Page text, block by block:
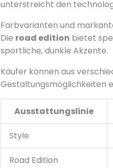
unterstreicht den
Farbvarianten und
Die road edition bietet
sportliche, dunkle Akzente.
Käufer können aus
Gestaltungsmöglichkeiten
Ausstattungslinie
Style
Road Edition